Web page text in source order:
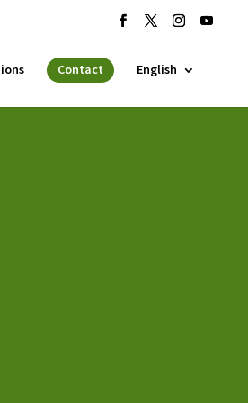
Contact English